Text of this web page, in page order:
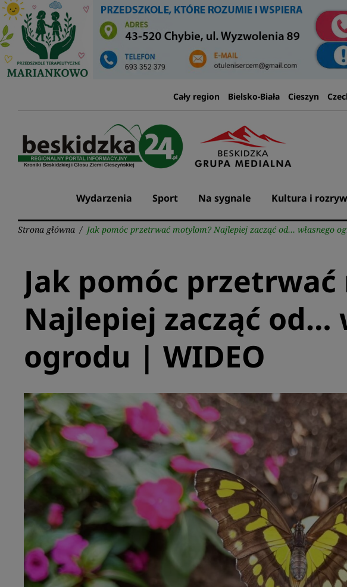
Przejdź
do
treści
Cały region Bielsko-Biała Cieszyn
Wydarzenia Sport Na sygnale Kultura i
Strona główna / Jak pomóc przetrwać motylom? Najlepiej zacząć od… własnego
Jak pomóc
Najlepiej zacząć od…
ogrodu | WIDEO